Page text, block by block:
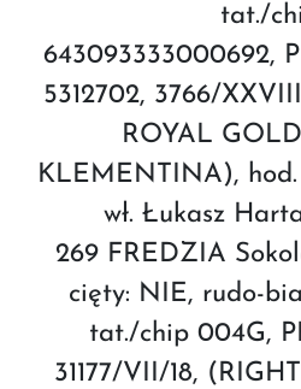
tat./
643093333000692,
5312702, 3766/
ROYAL
KLEMENTINA),
wł. Łukasz
269 FREDZIA
cięty: NIE, rudo-
tat./chip 004G,
31177/VII/18,